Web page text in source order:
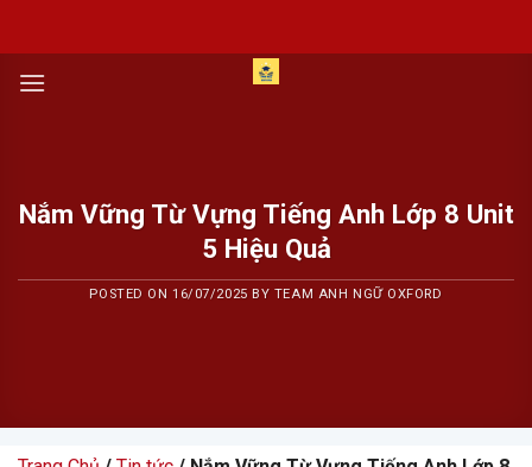
content
Nắm Vững Từ Vựng Tiếng Anh Lớp 8 Unit
5 Hiệu Quả
POSTED ON16/07/2025 BY TEAM ANH NGỮ OXFORD